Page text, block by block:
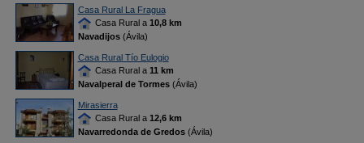
Casa Rural La Fragua
Casa Rural a 10,8 km
Navadijos(Ávila)
Casa Rural Tío Eulogio
Casa Rural a 11 km
Navalperal de Tormes(Ávila)
Mirasierra
Casa Rural a 12,6 km
Navarredonda de Gredos(Ávila)